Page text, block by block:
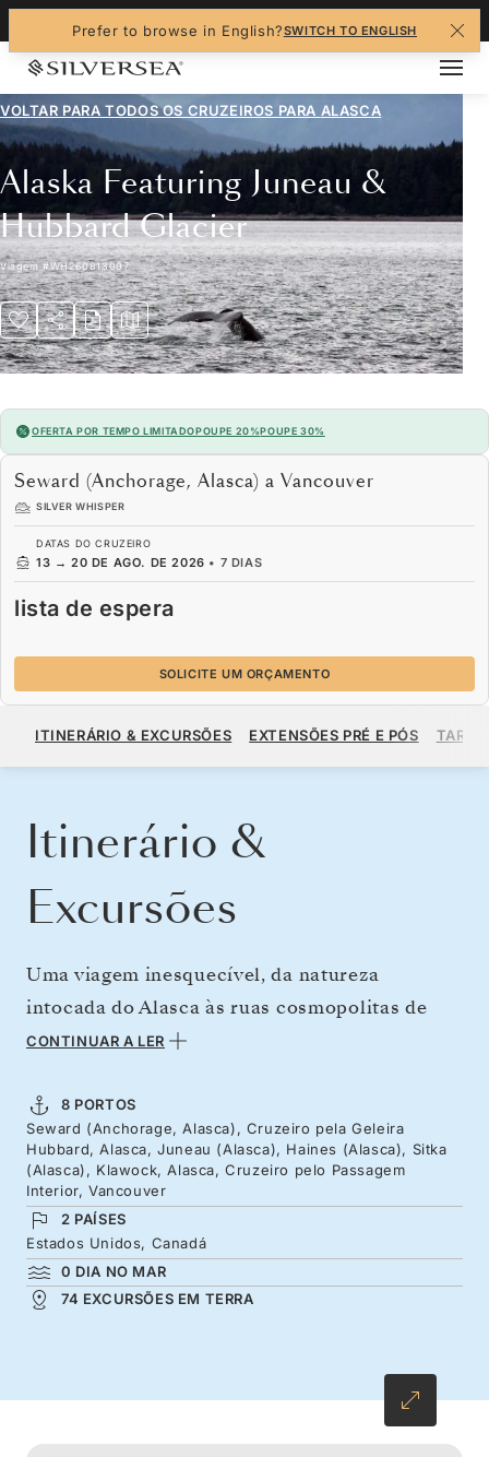
Prefer to browse in English?SWITCH TO ENGLISH
VOLTAR PARA TODOS OS CRUZEIROS PARA ALASCA
Alaska Featuring Juneau &
Hubbard Glacier
Viagem#WH260813007
OFERTA POR TEMPO LIMITADOPOUPE 20%POUPE 30%
Seward (Anchorage, Alasca) a Vancouver
SILVER WHISPER
DATAS DO CRUZEIRO
13 → 20 DE AGO. DE 2026 • 7 DIAS
lista de espera
SOLICITE UM ORÇAMENTO
LISTA DE ESPERA
ITINERÁRIO & EXCURSÕES EXTENSÕES PRÉ E PÓS
Itinerário &
Excursões
Uma viagem inesquecível, da natureza
intocada do Alasca às ruas cosmopolitas de
Vancouver. Começamos por Seward, onde os
ambiente ideal para partirmos à aventura.
Conheça de perto o Glaciar Hubbard, uma
parede de gelo imensa absolutamente
inspiradora, antes de visitarmos Juneau, a
remota capital do Alasca. Continuamos a
viagem em direção a Haines e Sitka, onde
poderá ver a influência russa na região.
CONTINUAR A LER
8 PORTOS
Seward (Anchorage, Alasca), Cruzeiro pela Geleira
Hubbard, Alasca, Juneau (Alasca), Haines (Alasca), Sitka
(Alasca), Klawock, Alasca, Cruzeiro pelo Passagem
Interior, Vancouver
2 PAÍSES
Estados Unidos, Canadá
0 DIA NO MAR
74 EXCURSÕES EM TERRA